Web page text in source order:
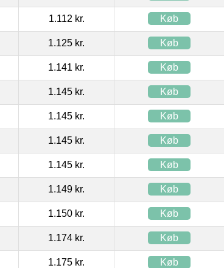
1.112 kr. Køb
1.125 kr. Køb
1.141 kr. Køb
1.145 kr. Køb
1.145 kr. Køb
1.145 kr. Køb
1.145 kr. Køb
1.149 kr. Køb
1.150 kr. Køb
1.174 kr. Køb
1.175 kr. Køb